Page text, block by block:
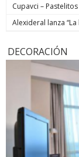
Cupavci –
Alexideral lanza
DECORACIÓN